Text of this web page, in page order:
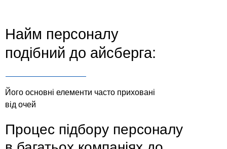
Найм персоналу
подібний до айсберга:
Його основні елементи часто приховані
від очей
Процес підбору персоналу